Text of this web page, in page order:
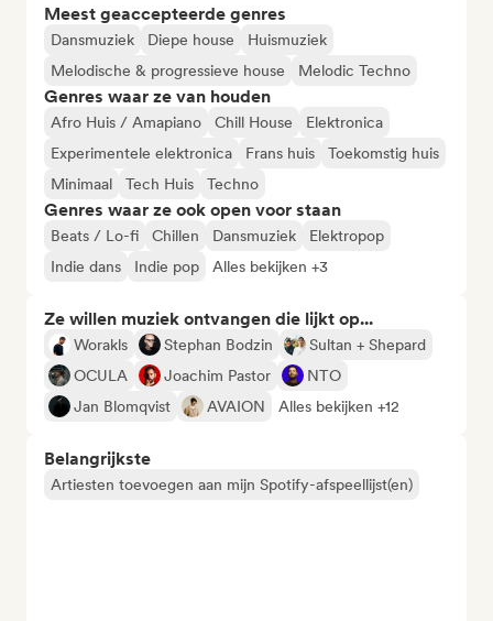
Meest geaccepteerde genres
Dansmuziek Diepe house
Huismuziek
Melodische & progressieve house
Melodic Techno
Genres waar ze van houden
Afro Huis / Amapiano Chill House
Elektronica
Experimentele elektronica
Frans huis
Toekomstig huis
Minimaal
Tech Huis Techno
Genres waar ze ook open voor staan
Beats / Lo-fi Chillen Dansmuziek
Elektropop
Indie dans
Indie pop Alles bekijken +3
Ze willen muziek ontvangen die lijkt op...
Worakls Stephan Bodzin
Sultan + Shepard
OCULA
Joachim Pastor
NTO
Jan Blomqvist
AVAION Alles bekijken +12
Belangrijkste
Artiesten toevoegen aan mijn Spotify-afspeellijst(en)